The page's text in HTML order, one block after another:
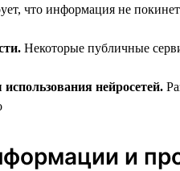
что информация не
Некоторые публичные
нейросетей.
и